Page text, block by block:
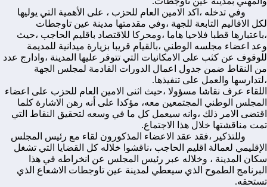
وفي تدخله ،اكد الامين العام للحزب ، على الأهمية التي يوليها
لكل الاقاليم التابعة للجهة ،وفي مقدمتها مدينة عين تاوجطات
،باعتبارها قطبا فلاحيا هاما ،ومحركا للاقتصاد باقليم الحاجب ،حيث
وعد اعضاء مجلسه الوطني ،بالقيام قريبا بزيارة ميدانية للمديمة
للوقوف عن كثب على الامكانيات التي تتوفر عليها المدينة ،وادارج عدد
من النقاط ضمن جدول اعمال الدورات القادمة لمجلس الجهة
،لتدارسها والعمل على تنفيذها.
اللقاء عرف نقاشا مسؤولا ،حيث اثنى الامين العام للحزب على اعضاء
المجلس الوطني المجتمعين معه، مؤكدا على أنه رهن الاشارة كلما
اقتضى الامر ذلك ،وانه سيعمل كل ما في وسعه لتحقيق النقاط التي
تمت مناقشتها خلال هذا الاجتماع.
وللتذكير ،فقد عقد الاعضاء المذكورون لقاء مع رئيس المجلس
الإقليمي لعمالة اقليم الحاجب ،ناقشوا خلاله كل القضايا التي تشغل
سكان المدينة ، وخلاله عبر رئيس المجلس عن انخراطه في هذا
البرنامج الطموح الذي سيعطي لمدينة عين تاوجطات الاشعاع الذي
تستحقه.